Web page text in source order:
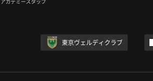
東京ヴェルディクラブ